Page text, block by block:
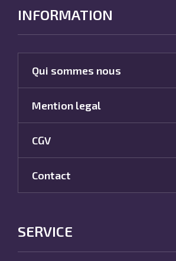
INFORMATION
Qui sommes nous
Mention legal
CGV
Contact
SERVICE